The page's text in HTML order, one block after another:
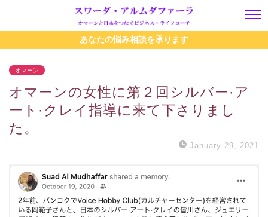
あなたの悩み相談を承ります
オマーン
オマーンの女性に第２回シルバー·ア
ート·クレイ指導に来て下さりまし
た。
January 29, 2021